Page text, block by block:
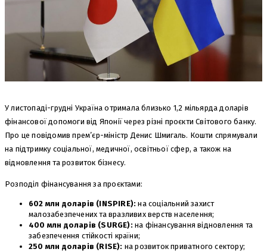
У листопаді-грудні Україна отримала близько 1,2 мільярда доларів
фінансової допомоги від Японії через різні проєкти Світового банку.
Про це повідомив прем’єр-міністр Денис Шмигаль. Кошти спрямували
на підтримку соціальної, медичної, освітньої сфер, а також на
відновлення та розвиток бізнесу.
Розподіл фінансування за проєктами:
602 млн доларів (INSPIRE): на соціальний захист
малозабезпечених та вразливих верств населення;
400 млн доларів (SURGE): на фінансування відновлення та
забезпечення стійкості країни;
250 млн доларів (RISE): на розвиток приватного сектору;